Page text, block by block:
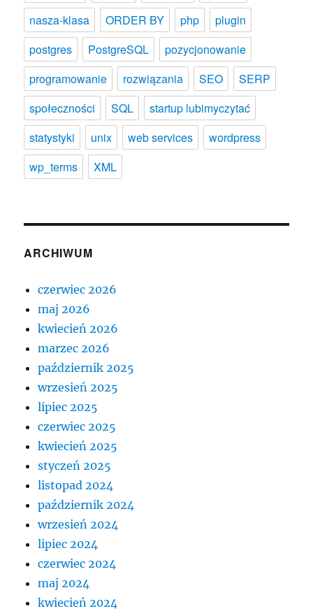
nasza-klasa
ORDER BY php
plugin
postgres
PostgreSQL
pozycjonowanie
programowanie
rozwiązania SEO
SERP
społeczności
SQL
startup lubimyczytać
statystyki
unix web services
wordpress
wp_terms
XML
ARCHIWUM
czerwiec 2026
maj 2026
kwiecień 2026
marzec 2026
październik 2025
wrzesień 2025
lipiec 2025
czerwiec 2025
kwiecień 2025
styczeń 2025
listopad 2024
październik 2024
wrzesień 2024
lipiec 2024
czerwiec 2024
maj 2024
kwiecień 2024